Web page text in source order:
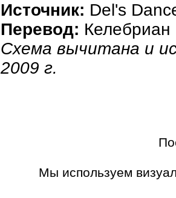
Источник: Del's
Перевод: Келебриан
Схема вычитана и
2009 г.
Мы используем